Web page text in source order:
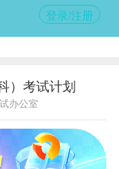
登录/注册
）考试计划
办公室